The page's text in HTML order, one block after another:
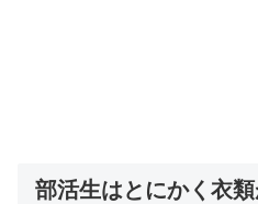
部活生はとにかく衣